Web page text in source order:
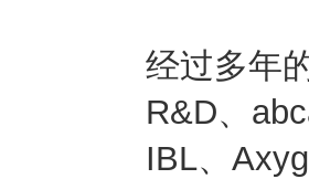
经过多年
R&D、
IBL、